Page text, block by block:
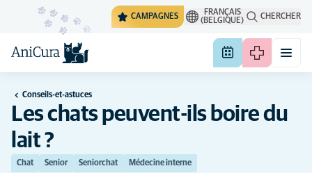
CAMPAGNES
FRANÇAIS
(BELGIQUE)
CHERCHER
Conseils-et-astuces
Les chats peuvent-ils boire du
lait ?
Chat Senior Seniorchat Médecine interne